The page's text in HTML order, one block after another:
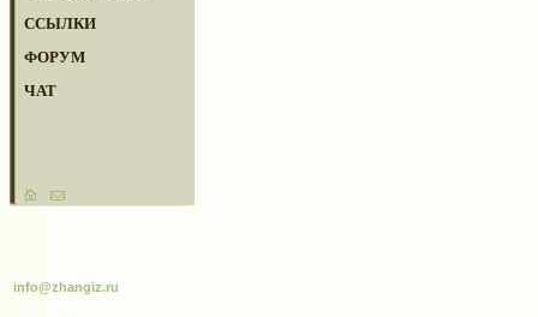
ССЫЛКИ
ФОРУМ
ЧАТ
info@zhangiz.ru